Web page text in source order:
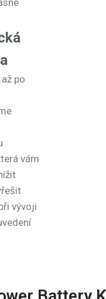
po
vám
vývoji